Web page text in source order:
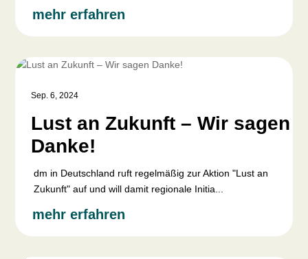
mehr erfahren
Sep. 6, 2024
Lust an Zukunft – Wir sagen
Danke!
dm in Deutschland ruft regelmäßig zur Aktion "Lust an
Zukunft" auf und will damit regionale Initia...
mehr erfahren